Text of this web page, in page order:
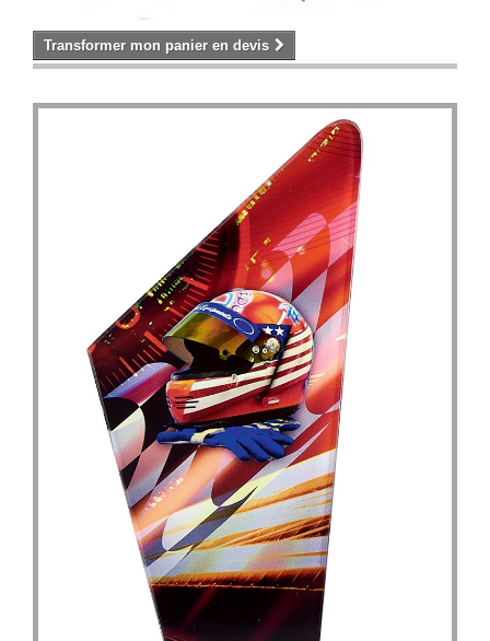
Transformer mon panier en devis